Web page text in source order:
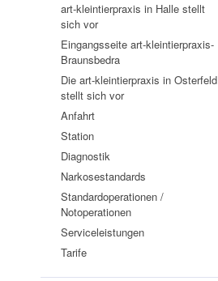
art-kleintierpraxis in Halle stellt
sich vor
Eingangsseite art-kleintierpraxis-
Braunsbedra
Die art-kleintierpraxis in Osterfeld
stellt sich vor
Anfahrt
Station
Diagnostik
Narkosestandards
Standardoperationen /
Notoperationen
Serviceleistungen
Tarife